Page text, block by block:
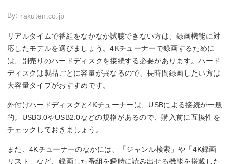
By: rakuten.co.jp
リアルタイムで番組をなかなか試聴できない方は、録画機能に対
応したモデルを選びましょう。4Kチューナーで録画するために
は、別売りのハードディスクを接続する必要があります。ハード
ディスクは製品ごとに容量が異なるので、長時間録画したい方は
大容量タイプがおすすめです。
外付けハードディスクと4Kチューナーは、USBによる接続が一般
的。USB3.0やUSB2.0などの規格があるので、購入前に互換性を
チェックしておきましょう。
また、4Kチューナーのなかには、「ジャンル検索」や「4K録画
リスト」など、録画した番組を瞬時に読み出せる機能を搭載した